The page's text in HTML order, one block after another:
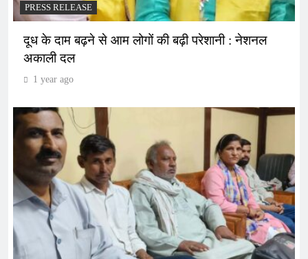
PRESS RELEASE
दूध के दाम बढ़ने से आम लोगों की बढ़ी परेशानी : नेशनल
अकाली दल
1 year ago